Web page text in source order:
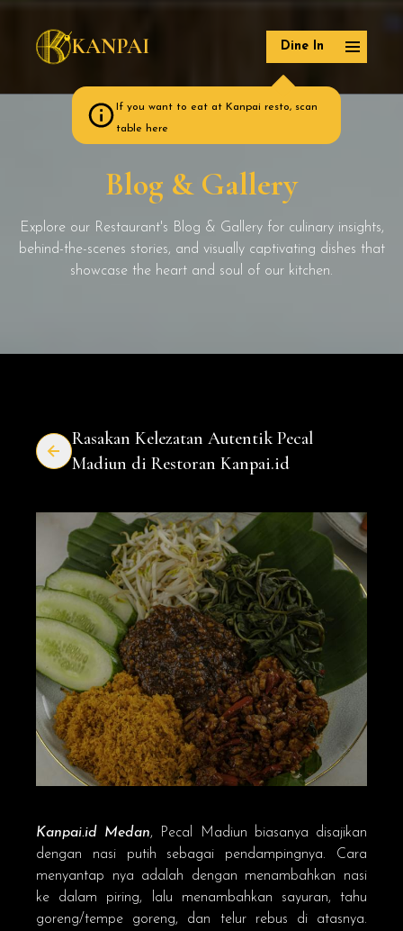
KANPAI Dine In
If you want to eat at Kanpai resto, scan
table here
Blog & Gallery
Explore our Restaurant's Blog & Gallery for culinary insights,
behind-the-scenes stories, and visually captivating dishes that
showcase the heart and soul of our kitchen.
Rasakan Kelezatan Autentik Pecal
Madiun di Restoran Kanpai.id
Kanpai.id Medan, Pecal Madiun biasanya disajikan
dengan nasi putih sebagai pendampingnya. Cara
menyantap nya adalah dengan menambahkan nasi
ke dalam piring, lalu menambahkan sayuran, tahu
goreng/tempe goreng, dan telur rebus di atasnya.